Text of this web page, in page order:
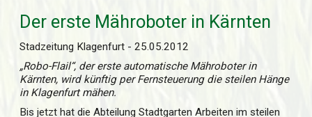
Der erste Mähroboter in Kärnten
Stadzeitung Klagenfurt - 25.05.2012
„Robo-Flail“, der erste automatische Mähroboter in
Kärnten, wird künftig per Fernsteuerung die steilen Hänge
in Klagenfurt mähen.
Bis jetzt hat die Abteilung Stadtgarten Arbeiten im steilen